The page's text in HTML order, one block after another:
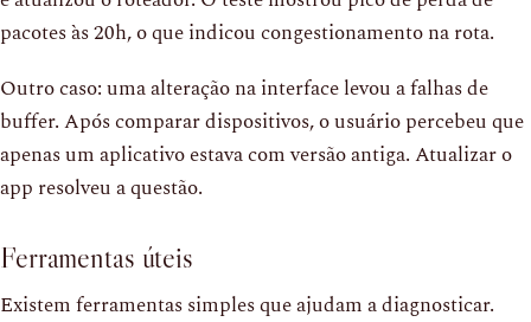
pacotes às 20h, o que indicou congestionamento na rota.
Outro caso: uma alteração na interface levou a falhas de
buffer. Após comparar dispositivos, o usuário percebeu que
apenas um aplicativo estava com versão antiga. Atualizar o
app resolveu a questão.
Ferramentas úteis
Existem ferramentas simples que ajudam a diagnosticar.